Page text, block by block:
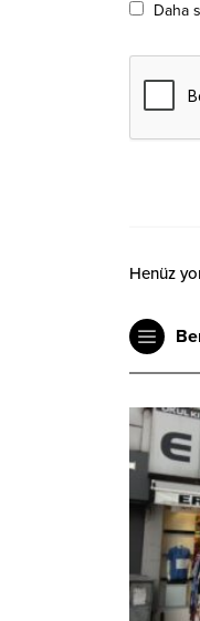
Daha
Henüz